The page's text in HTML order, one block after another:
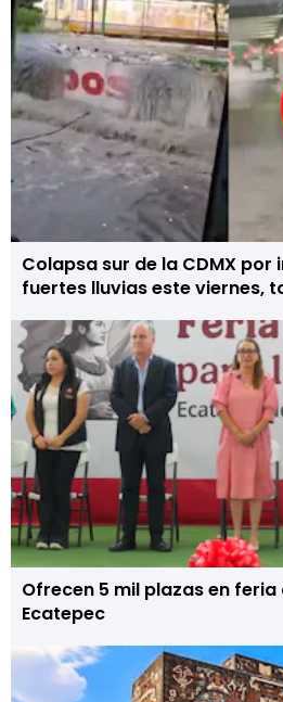
Colapsa sur de la CDMX
fuertes lluvias este viernes,
Ofrecen 5 mil plazas en feria
Ecatepec